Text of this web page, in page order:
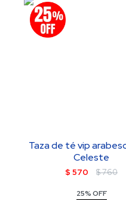
Taza de té vip
Celeste
$ 570 $760
25% OFF